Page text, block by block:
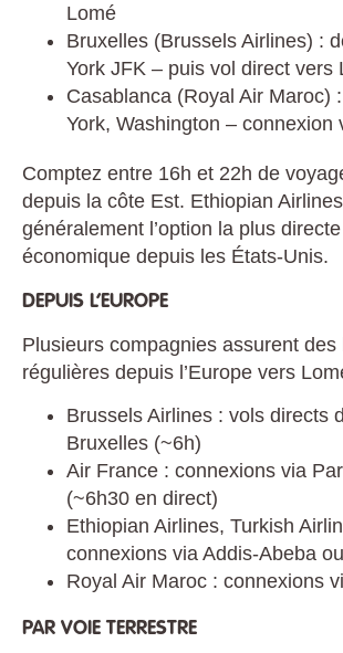
Lomé
Bruxelles (Brussels Airlines) :
York JFK – puis vol direct vers
Casablanca (Royal Air Maroc)
York, Washington – connexion
Comptez entre 16h et 22h de
depuis la côte Est. Ethiopian
généralement l’option la plus
économique depuis les États-Unis.
DEPUIS L’EUROPE
Plusieurs compagnies assurent des
régulières depuis l’Europe vers
Brussels Airlines : vols directs
Bruxelles (~6h)
Air France : connexions via
(~6h30 en direct)
Ethiopian Airlines, Turkish
connexions via Addis-Abeba
Royal Air Maroc : connexions
PAR VOIE TERRESTRE